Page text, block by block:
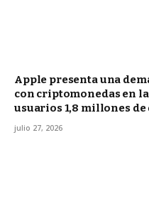
Apple presenta una
con criptomonedas en
usuarios 1,8 millones de
julio 27, 2026